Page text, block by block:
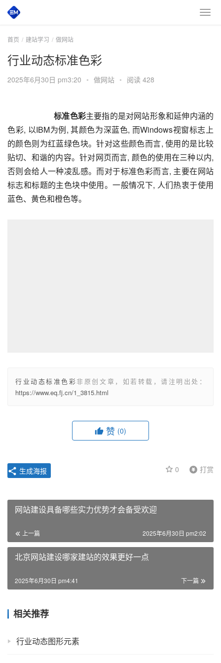
首页 建站学习 做网站
行业动态标准色彩
2025年6月30日 pm3:20 • 做网站 • 阅读 428
标准色彩主要指的是对网站形象和延伸内涵的
色彩, 以IBM为例, 其颜色为深蓝色, 而Windows视窗标志上
的颜色则为红蓝绿色块。针对这些颜色而言, 使用的是比较
贴切、和谐的内容。针对网页而言, 颜色的使用在三种以内,
否则会给人一种凌乱感。而对于标准色彩而言, 主要在网站
标志和标题的主色块中使用。一般情况下, 人们热衷于使用
蓝色、黄色和橙色等。
行业动态标准色彩非原创文章，如若转载，请注明出处：
https://www.eq.fj.cn/1_3815.html
赞 (0)
0 打赏
生成海报
网站建设具备哪些实力优势才会备受欢迎
上一篇 2025年6月30日 pm2:02
北京网站建设哪家建站的效果更好一点
下一篇
2025年6月30日 pm4:41
相关推荐
行业动态图形元素